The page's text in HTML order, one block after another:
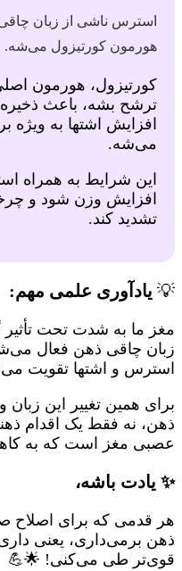
استرس ناشی از زبان
هورمون کورتیزول می‌شه.
کورتیزول، هورمون
ترشح بشه، باعث
افزایش اشتها به ویژه
می‌شه.
این شرایط به همراه
افزایش وزن شود و
تشدید کند.
💡 یادآوری علمی مهم:
مغز ما به شدت تحت
زبان چاقی ذهن فعال
استرس و اشتها تقویت
برای همین تغییر این زبان
ذهن، نه فقط یک اقدام
عصبی مغز است که به
✨ یادت باشه،
هر قدمی که برای اصلاح
ذهن برمی‌داری، یعنی
قوی‌تر طی می‌کنی! 🌟💪